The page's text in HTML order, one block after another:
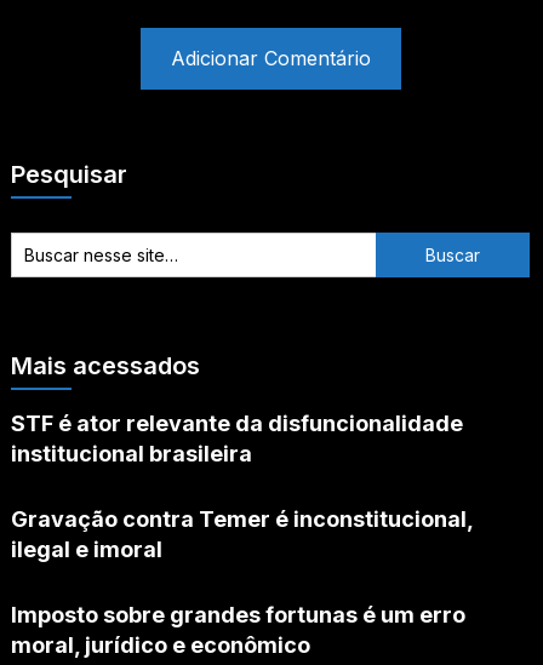
Pesquisar
Mais acessados
STF é ator relevante da disfuncionalidade
institucional brasileira
Gravação contra Temer é inconstitucional,
ilegal e imoral
Imposto sobre grandes fortunas é um erro
moral, jurídico e econômico